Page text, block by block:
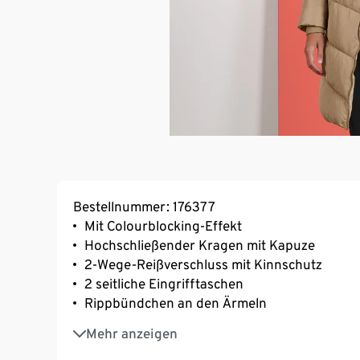
Bestellnummer: 176377
Mit Colourblocking-Effekt
Hochschließender Kragen mit Kapuze
2-Wege-Reißverschluss mit Kinnschutz
2 seitliche Eingrifftaschen
Rippbündchen an den Ärmeln
Mehr anzeigen
Dieser Style wurde exklusiv für Tchibo